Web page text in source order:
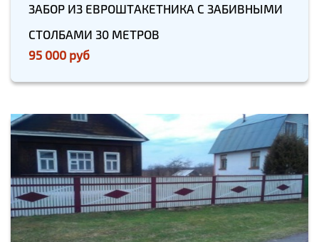
ЗАБОР ИЗ ЕВРОШТАКЕТНИКА С ЗАБИВНЫМИ
СТОЛБАМИ 30 МЕТРОВ
95 000 руб